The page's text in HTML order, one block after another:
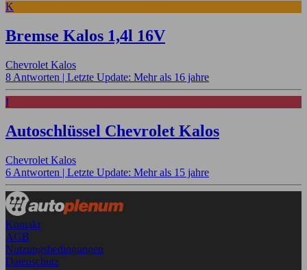
K
Bremse Kalos 1,4l 16V
Chevrolet Kalos
8 Antworten | Letzte Update: Mehr als 16 jahre
I
Autoschlüssel Chevrolet Kalos
Chevrolet Kalos
6 Antworten | Letzte Update: Mehr als 15 jahre
Kontakt
AGB
Nutzungsbedingungen
Datenschutz